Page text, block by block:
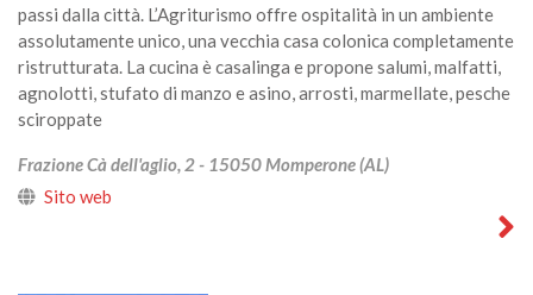
passi dalla città. L’Agriturismo offre ospitalità in un ambiente
assolutamente unico, una vecchia casa colonica completamente
ristrutturata. La cucina è casalinga e propone salumi, malfatti,
agnolotti, stufato di manzo e asino, arrosti, marmellate, pesche
sciroppate
Frazione Cà dell'aglio, 2 - 15050 Momperone (AL)
Sito web